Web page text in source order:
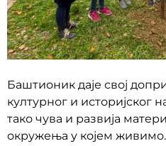
Баштионик даје свој
културног и историјског
тако чува и развија
окружења у којем живимо.